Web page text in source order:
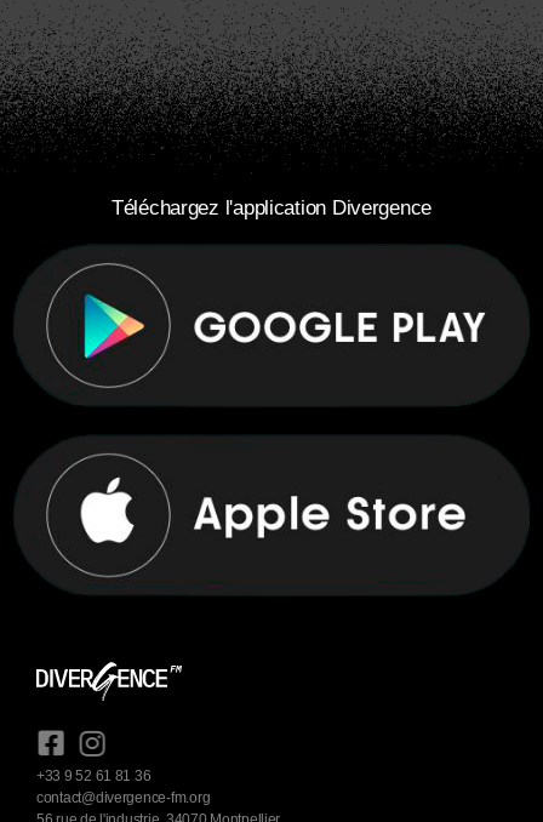
Téléchargez l'application Divergence
+33 9 52 61 81 36
contact@divergence-fm.org